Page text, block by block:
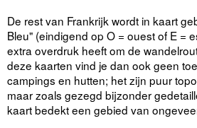
De rest van Frankrijk wordt in kaart
Bleu" (eindigend op O = ouest of E =
extra overdruk heeft om de
deze kaarten vind je dan ook geen
campings en hutten; het zijn puur
maar zoals gezegd bijzonder
kaart bedekt een gebied van